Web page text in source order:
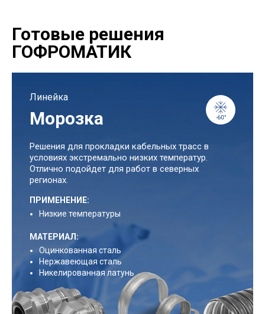
Готовые решения
ГОФРОМАТИК
Линейка
Морозка
Решения для прокладки кабельных трасс в
условиях экстремально низких температур.
Отлично подойдет для работ в северных
регионах.
ПРИМЕНЕНИЕ:
Низкие температуры
МАТЕРИАЛ:
Оцинкованная сталь
Нержавеющая сталь
Никелированная латунь